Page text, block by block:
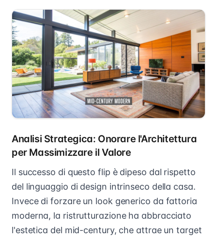
Analisi Strategica: Onorare l'Architettura
per Massimizzare il Valore
Il successo di questo flip è dipeso dal rispetto
del linguaggio di design intrinseco della casa.
Invece di forzare un look generico da fattoria
moderna, la ristrutturazione ha abbracciato
l'estetica del mid-century, che attrae un target